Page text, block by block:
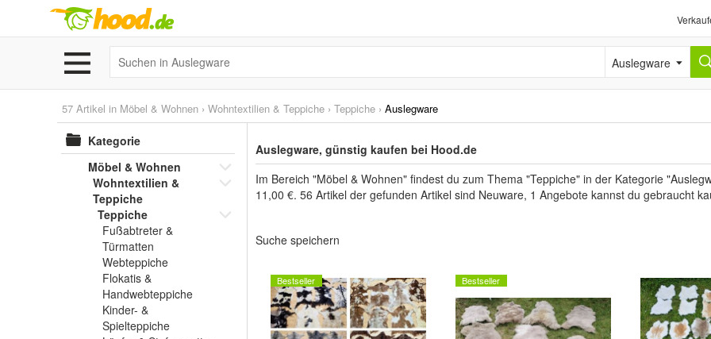
Auslegware
57 Artikel in Möbel & Wohnen › Wohntextilien & Teppiche › Teppiche › Auslegware
Kategorie
Möbel & Wohnen
Wohntextilien &
Teppiche
Teppiche
Fußabtreter &
Türmatten
Webteppiche
Flokatis &
Handwebteppiche
Kinder- &
Spielteppiche
Auslegware, günstig kaufen bei Hood.de
Im Bereich "Möbel & Wohnen" findest du zum Thema "Teppiche" in der Kategorie
11,00 €. 56 Artikel der gefunden Artikel sind Neuware, 1 Angebote kannst du gebraucht
Suche speichern
Bestseller Bestseller